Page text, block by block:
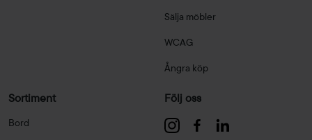
Sälja möbler
WCAG
Ångra köp
Sortiment
Bord
Följ oss